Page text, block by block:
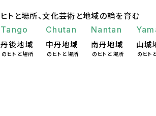
ヒトと場所、文化芸術と地域の輪を育む
Tango
丹後地域
のヒトと場所
Chutan
中丹地域
のヒトと場所
Nantan
南丹地域
のヒトと場所
山城
のヒト